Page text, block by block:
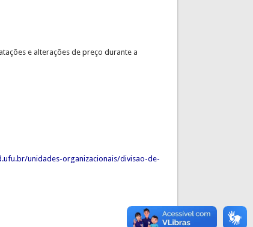
e alterações de preço durante a
unidades-organizacionais/divisao-de-